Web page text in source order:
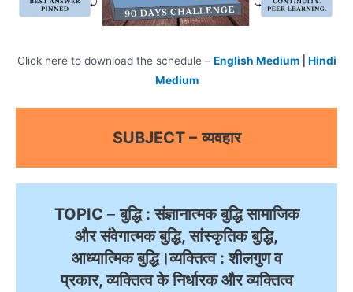
Click here to download the schedule – English Medium| Hindi
Medium
SUBJECT – व्यवहार
TOPIC –बुद्धि : संज्ञानात्मक बुद्धि सामाजिक
और संवेगात्मक बुद्धि, सांस्कृतिक बुद्धि,
आध्यात्मिक बुद्धि।व्यक्तित्व : शीलगुण व
प्रकार, व्यक्तित्व के निर्धारक और व्यक्तित्व